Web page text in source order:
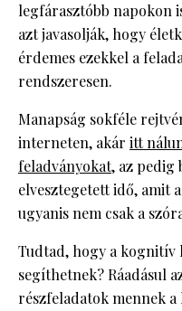
legfárasztóbb napokon
azt javasolják, hogy
érdemes ezekkel a
rendszeresen.
Manapság sokféle
interneten, akár itt
feladványokat, az pedig
elvesztegetett idő, amit
ugyanis nem csak a
Tudtad, hogy a kognitív
segíthetnek? Ráadásul
részfeladatok mennek a